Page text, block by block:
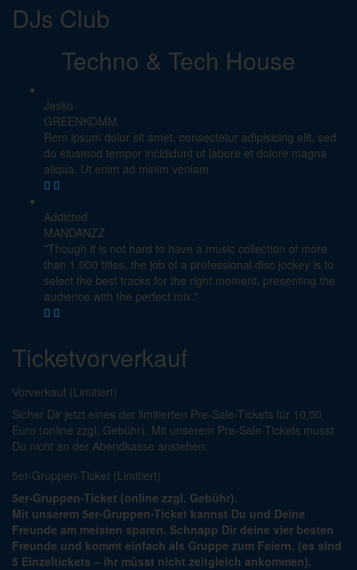
DJs Club
Techno & Tech House
Jesko
GREENKOMM
Rem ipsum dolor sit amet, consectetur adipisicing elit, sed
do eiusmod tempor incididunt ut labore et dolore magna
aliqua. Ut enim ad minim veniam
Addicted
MANDANZZ
"Though it is not hard to have a music collection of more
than 1.000 titles, the job of a professional disc jockey is to
select the best tracks for the right moment, presenting the
audience with the perfect mix."
Ticketvorverkauf
Vorverkauf (Limitiert)
Sicher Dir jetzt eines der limitierten Pre-Sale-Tickets für 10,00
Euro (online zzgl. Gebühr). Mit unserem Pre-Sale-Tickets musst
Du nicht an der Abendkasse anstehen.
5er-Gruppen-Ticket (Limitiert)
5er-Gruppen-Ticket (online zzgl. Gebühr).
Mit unserem 5er-Gruppen-Ticket kannst Du und Deine
Freunde am meisten sparen. Schnapp Dir deine vier besten
Freunde und kommt einfach als Gruppe zum Feiern. (es sind
5 Einzeltickets – ihr müsst nicht zeitgleich ankommen).